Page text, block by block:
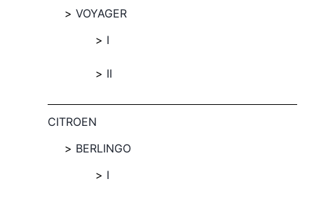
VOYAGER
I
II
CITROEN
BERLINGO
I